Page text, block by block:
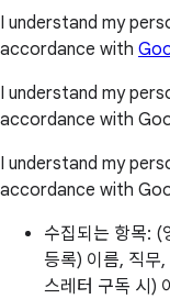
I understand my
accordance with
I understand my
accordance with
I understand my
accordance with
수집되는 항목: (
등록) 이름, 직무
스레터 구독 시)